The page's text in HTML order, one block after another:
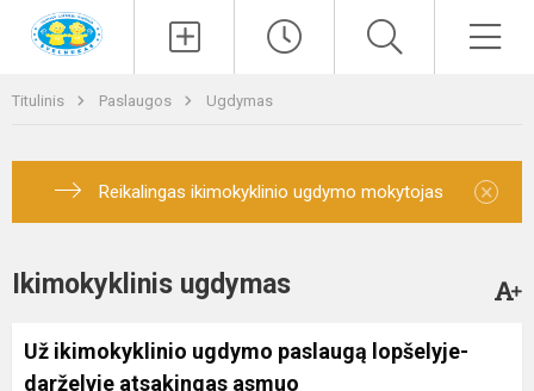
Titulinis Paslaugos Ugdymas
Reikalingas ikimokyklinio ugdymo mokytojas ×
Ikimokyklinis ugdymas
Už ikimokyklinio ugdymo paslaugą lopšelyje-
darželyje atsakingas asmuo